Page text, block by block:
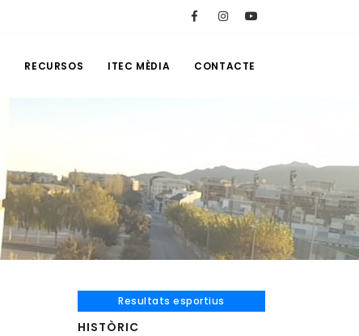
RECURSOS ITEC MÈDIA CONTACTE
Resultats esportius
HISTÒRIC